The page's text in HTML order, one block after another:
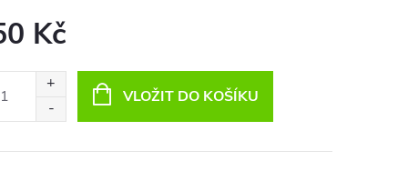
Kč
VLOŽIT DO KOŠÍKU